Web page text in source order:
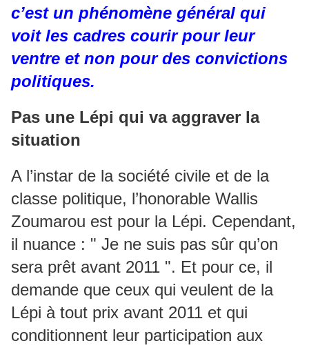
c’est un phénomène général qui
voit les cadres courir pour leur
ventre et non pour des convictions
politiques.
Pas une Lépi qui va aggraver la
situation
A l’instar de la société civile et de la
classe politique, l’honorable Wallis
Zoumarou est pour la Lépi. Cependant,
il nuance : " Je ne suis pas sûr qu’on
sera prêt avant 2011 ". Et pour ce, il
demande que ceux qui veulent de la
Lépi à tout prix avant 2011 et qui
conditionnent leur participation aux